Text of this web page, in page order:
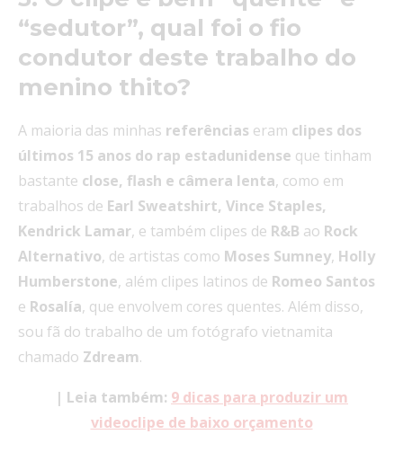
“sedutor”, qual foi o fio
condutor deste trabalho do
menino thito?
A maioria das minhas referências eram clipes dos
últimos 15 anos do rap estadunidense que tinham
bastante close, flash e câmera lenta, como em
trabalhos de Earl Sweatshirt, Vince Staples,
Kendrick Lamar, e também clipes de R&B ao Rock
Alternativo, de artistas como Moses Sumney, Holly
Humberstone, além clipes latinos de Romeo Santos
e Rosalía, que envolvem cores quentes. Além disso,
sou fã do trabalho de um fotógrafo vietnamita
chamado Zdream.
| Leia também: 9 dicas para produzir um
videoclipe de baixo orçamento